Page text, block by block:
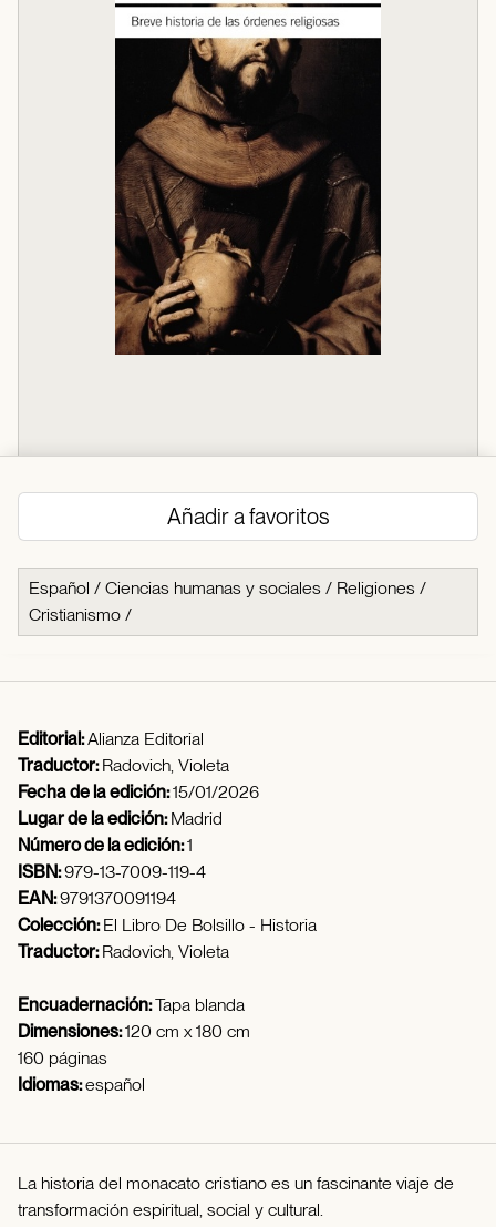
Añadir a favoritos
Español / Ciencias humanas y sociales / Religiones /
Cristianismo /
Editorial:Alianza Editorial
Traductor:Radovich, Violeta
Fecha de la edición:15/01/2026
Lugar de la edición:Madrid
Número de la edición:1
ISBN:979-13-7009-119-4
EAN:9791370091194
Colección:El Libro De Bolsillo - Historia
Traductor:Radovich, Violeta
Encuadernación:Tapa blanda
Dimensiones:120 cm x 180 cm
160 páginas
Idiomas:español
La historia del monacato cristiano es un fascinante viaje de
transformación espiritual, social y cultural.